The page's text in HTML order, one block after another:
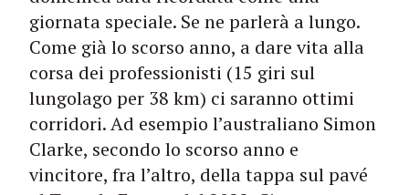
giornata speciale. Se ne parlerà a lungo.
Come già lo scorso anno, a dare vita alla
corsa dei professionisti (15 giri sul
lungolago per 38 km) ci saranno ottimi
corridori. Ad esempio l’australiano Simon
Clarke, secondo lo scorso anno e
vincitore, fra l’altro, della tappa sul pavé